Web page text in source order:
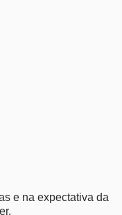
e na expectativa da